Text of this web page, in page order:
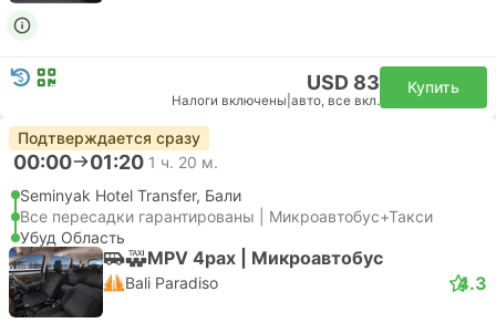
USD 83
Налоги включены авто, все вкл.
Купить
Подтверждается сразу
00:00 01:20 1 ч. 20 м.
Seminyak Hotel Transfer, Бали
Все пересадки гарантированы | Микроавтобус+Такси
Убуд Область
MPV 4pax | Микроавтобус
Bali Paradiso 4.3